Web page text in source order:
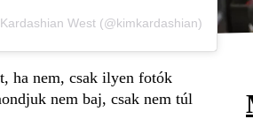
West (@kimkardashian)
ha nem, csak ilyen fotók
nem baj, csak nem túl